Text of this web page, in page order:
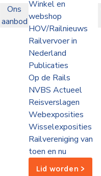
Ons
aanbod
Winkel en
webshop
HOV/Railnieuws
Railvervoer in
Nederland
Publicaties
Op de Rails
NVBS Actueel
Reisverslagen
Webexposities
Wisselexposities
Railvereniging van
toen en nu
Lid worden >